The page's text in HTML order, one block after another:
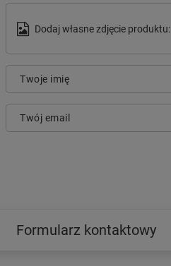
Dodaj własne zdjęcie produktu:
Twoje imię
Twój email
Formularz kontaktowy